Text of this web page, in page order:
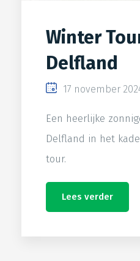
Winter
Delfland
17 november
Een heerlijke
Delfland in het
tour.
Lees verder